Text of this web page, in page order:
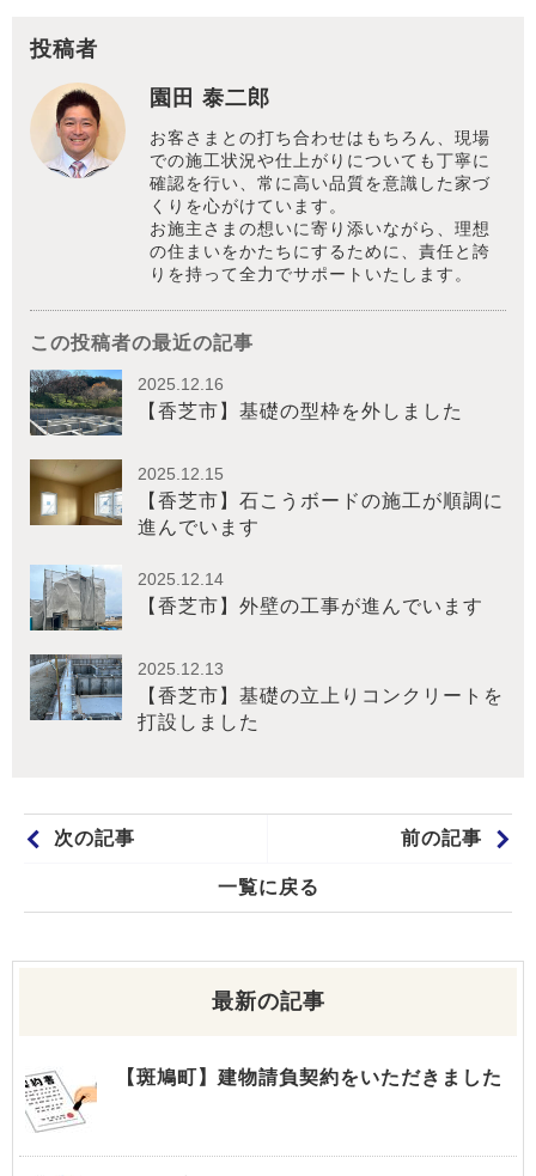
投稿者
園田 泰二郎
お客さまとの打ち合わせはもちろん、現場
での施工状況や仕上がりについても丁寧に
確認を行い、常に高い品質を意識した家づ
くりを心がけています。
お施主さまの想いに寄り添いながら、理想
の住まいをかたちにするために、責任と誇
りを持って全力でサポートいたします。
この投稿者の最近の記事
2025.12.16
【香芝市】基礎の型枠を外しました
2025.12.15
【香芝市】石こうボードの施工が順調に
進んでいます
2025.12.14
【香芝市】外壁の工事が進んでいます
2025.12.13
【香芝市】基礎の立上りコンクリートを
打設しました
次の記事 前の記事
一覧に戻る
最新の記事
【斑鳩町】建物請負契約をいただきました